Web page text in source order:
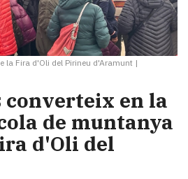
la Fira d'Oli del Pirineu d'Aramunt |
converteix en la
de muntanya
d'Oli del